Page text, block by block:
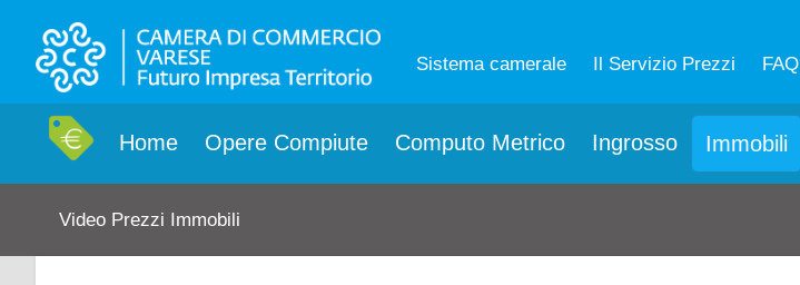
Sistema camerale Il Servizio Prezzi FAQ
Home Opere Compiute Computo Metrico Ingrosso Immobili
Video Prezzi Immobili